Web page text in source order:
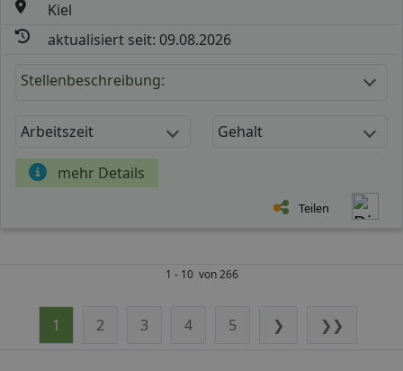
Kiel
aktualisiert seit: 09.08.2026
Stellenbeschreibung:
Arbeitszeit Gehalt
mehr Details
Teilen
1 - 10 von 266
1 2 3 4 5 ❯ ❯❯